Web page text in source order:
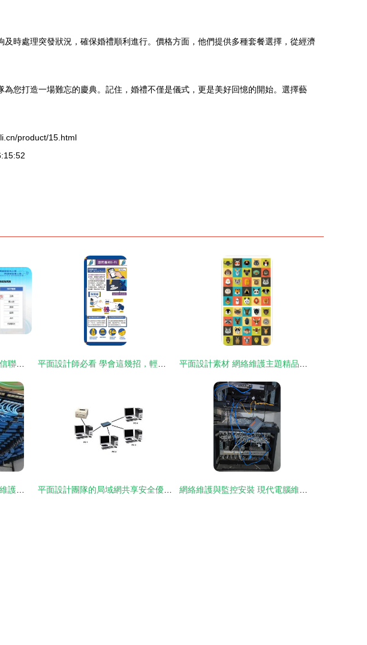
時處理突發狀況，確保婚禮順利進行。價格方面，他們提供多種套餐選擇，從經濟
您打造一場難忘的慶典。記住，婚禮不僅是儀式，更是美好回憶的開始。選擇藝
product/15.html